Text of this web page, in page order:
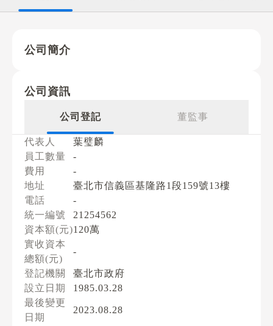
公司簡介
公司資訊
公司登記 董監事
代表人
葉璧麟
員工數量
-
費用
-
地址
臺北市信義區基隆路1段159號13樓
電話
-
統一編號
21254562
資本額(元)120萬
實收資本
總額(元)
-
登記機關
臺北市政府
設立日期
1985.03.28
最後變更
日期
2023.08.28